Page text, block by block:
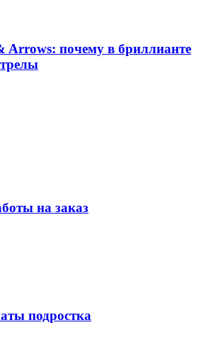
Arrows: почему в бриллианте
на заказ
подростка